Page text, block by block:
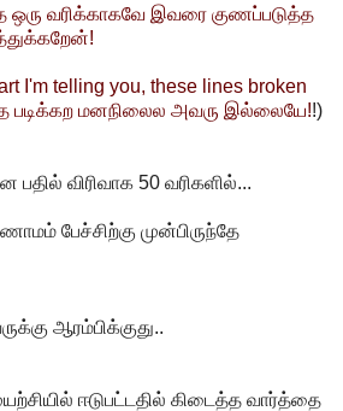
வரிக்காகவே இவரை குணப்படுத்த
I'm telling you, these lines broken
படிக்கற மனநிலைல அவரு இல்லையே!!)
பதில் விரிவாக 50 வரிகளில்...
பேச்சிற்கு முன்பிருந்தே
ஆரம்பிக்குது..
ஈடுபட்டதில் கிடைத்த வார்த்தை